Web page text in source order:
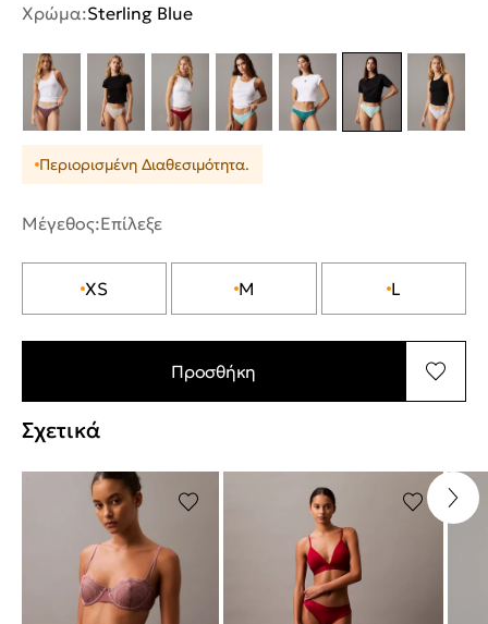
Χρώμα:Sterling Blue
Περιορισμένη Διαθεσιμότητα.
Μέγεθος:Επίλεξε
XS M L
Προσθήκη
Σχετικά